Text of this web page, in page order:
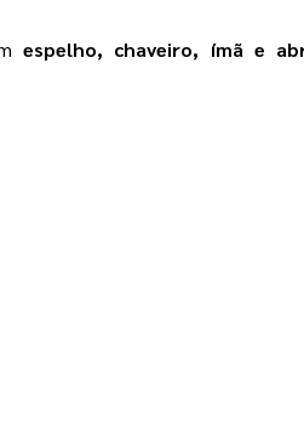
espelho, chaveiro, ímã e